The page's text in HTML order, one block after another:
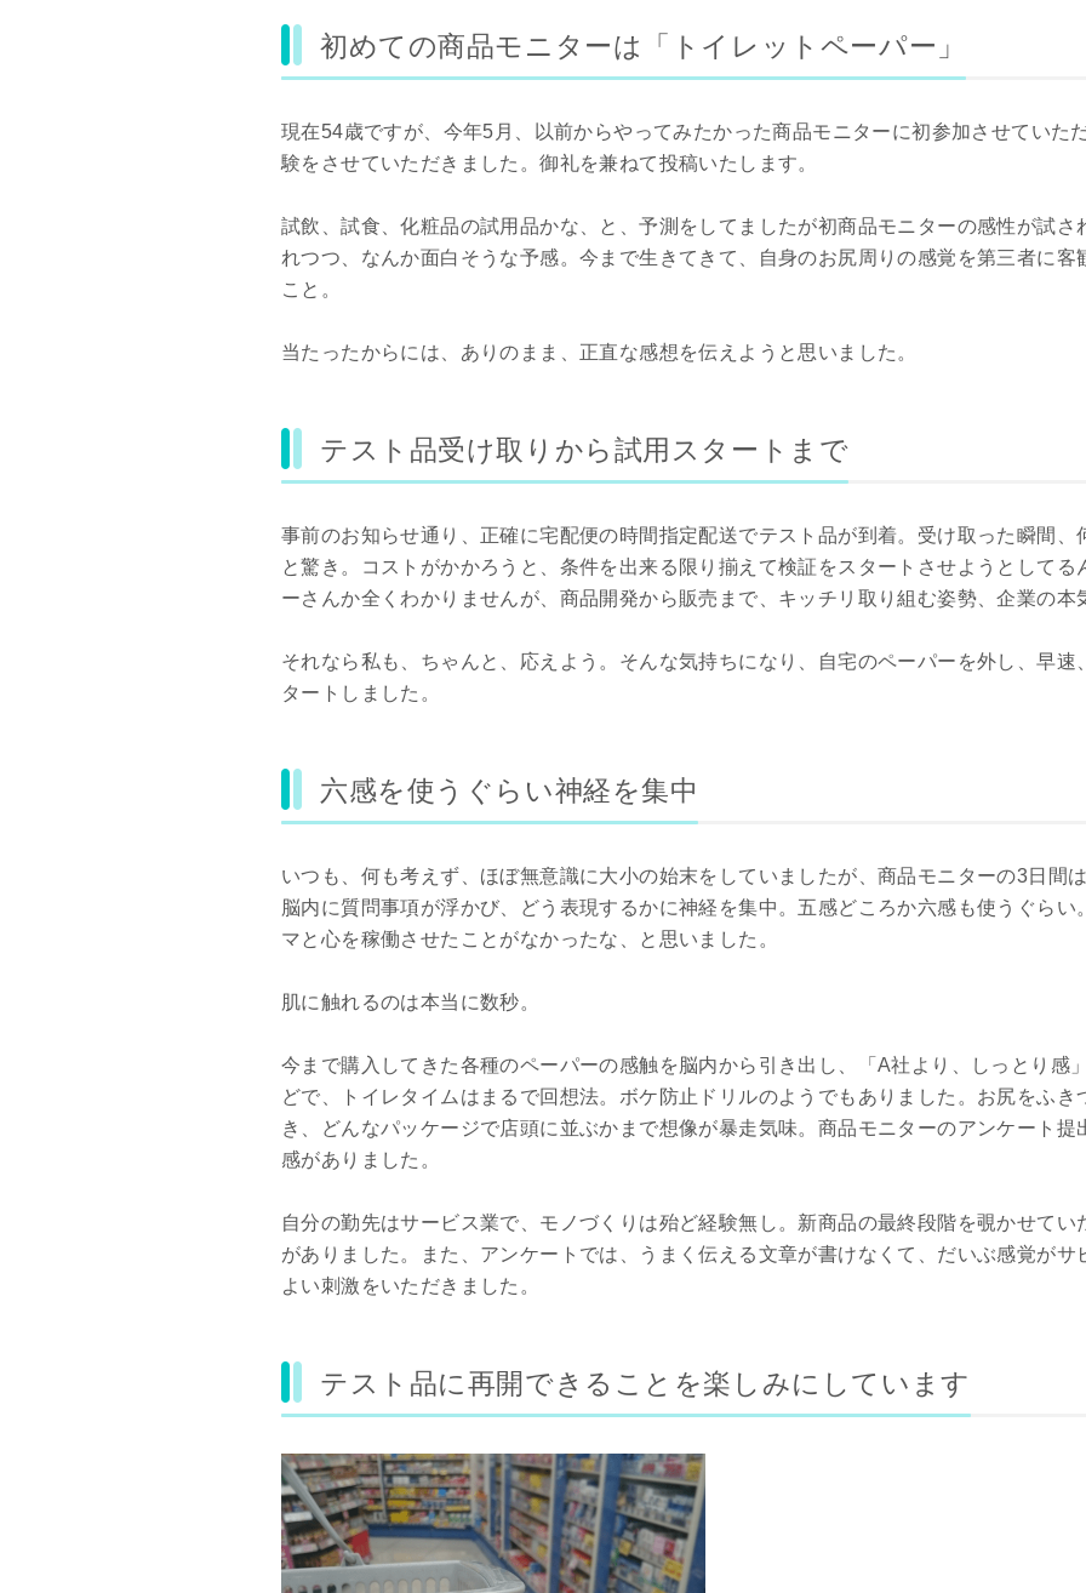
初めての商品モニターは「トイレットペーパー」
現在54歳ですが、今年5月、以前からやってみたかった商品モニターに初参加させていた
験をさせていただきました。御礼を兼ねて投稿いたします。
試飲、試食、化粧品の試用品かな、と、予測をしてましたが初商品モニターの感性が試さ
れつつ、なんか面白そうな予感。今まで生きてきて、自身のお尻周りの感覚を第三者に客
こと。
当たったからには、ありのまま、正直な感想を伝えようと思いました。
テスト品受け取りから試用スタートまで
事前のお知らせ通り、正確に宅配便の時間指定配送でテスト品が到着。受け取った瞬間、
と驚き。コストがかかろうと、条件を出来る限り揃えて検証をスタートさせようとして
ーさんか全くわかりませんが、商品開発から販売まで、キッチリ取り組む姿勢、企業の本
それなら私も、ちゃんと、応えよう。そんな気持ちになり、自宅のペーパーを外し、早速
タートしました。
六感を使うぐらい神経を集中
いつも、何も考えず、ほぼ無意識に大小の始末をしていましたが、商品モニターの3日間
脳内に質問事項が浮かび、どう表現するかに神経を集中。五感どころか六感も使うぐら
マと心を稼働させたことがなかったな、と思いました。
肌に触れるのは本当に数秒。
今まで購入してきた各種のペーパーの感触を脳内から引き出し、「A社より、しっとり感
どで、トイレタイムはまるで回想法。ボケ防止ドリルのようでもありました。お尻をふき
き、どんなパッケージで店頭に並ぶかまで想像が暴走気味。商品モニターのアンケート
感がありました。
自分の勤先はサービス業で、モノづくりは殆ど経験無し。新商品の最終段階を覗かせて
がありました。また、アンケートでは、うまく伝える文章が書けなくて、だいぶ感覚がサ
よい刺激をいただきました。
テスト品に再開できることを楽しみにしています